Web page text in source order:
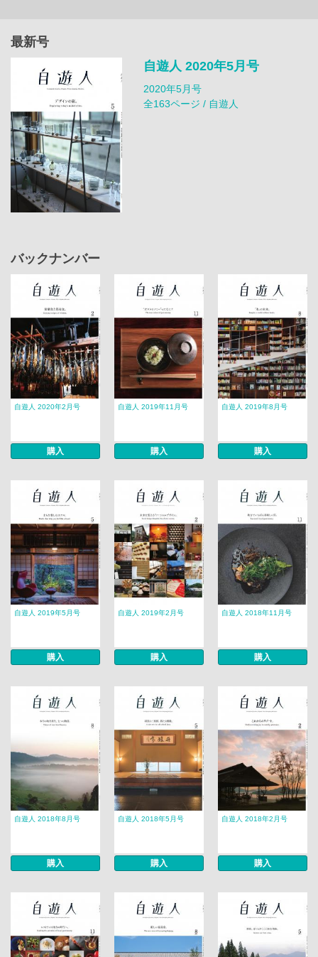
最新号
自遊人 2020年5月号
2020年5月号
全163ページ / 自遊人
バックナンバー
自遊人 2020年2月号
購入
自遊人 2019年11月号
購入
自遊人 2019年8月号
購入
自遊人 2019年5月号
購入
自遊人 2019年2月号
購入
自遊人 2018年11月号
購入
自遊人 2018年8月号
購入
自遊人 2018年5月号
購入
自遊人 2018年2月号
購入